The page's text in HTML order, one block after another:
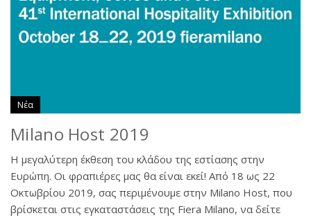
Νέα
Milano Host 2019
Η μεγαλύτερη έκθεση του κλάδου της εστίασης στην
Ευρώπη. Οι φραπιέρες μας θα είναι εκεί! Από 18 ως 22
Οκτωβρίου 2019, σας περιμένουμε στην Milano Host, που
βρίσκεται στις εγκαταστάσεις της Fiera Milano, να δείτε